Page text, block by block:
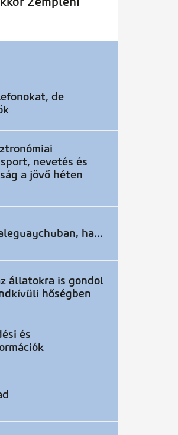
de
nevetés és
a jövő héten
ha...
állatokra is gondol
hőségben
és